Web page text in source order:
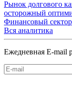
Рынок долгового
осторожный
Финансовый сектор
Вся аналитика
Ежедневная E-mail